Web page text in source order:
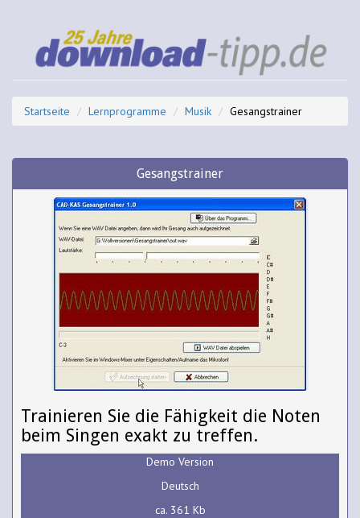
Startseite Lernprogramme Musik Gesangstrainer
Gesangstrainer
Trainieren Sie die Fähigkeit die Noten
beim Singen exakt zu treffen.
Demo Version
Deutsch
ca. 361 Kb